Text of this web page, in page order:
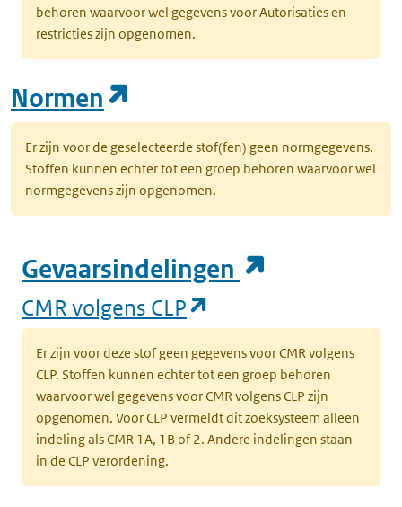
behoren waarvoor wel gegevens voor Autorisaties en
restricties zijn opgenomen.
Normen
Er zijn voor de geselecteerde stof(fen) geen normgegevens.
Stoffen kunnen echter tot een groep behoren waarvoor wel
normgegevens zijn opgenomen.
Gevaarsindelingen
CMR volgens CLP
Er zijn voor deze stof geen gegevens voor CMR volgens
CLP. Stoffen kunnen echter tot een groep behoren
waarvoor wel gegevens voor CMR volgens CLP zijn
opgenomen. Voor CLP vermeldt dit zoeksysteem alleen
indeling als CMR 1A, 1B of 2. Andere indelingen staan
in de CLP verordening.